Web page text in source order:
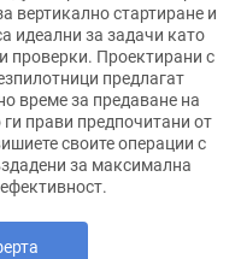
вертикално стартиране и
идеални за задачи като
проверки. Проектирани с
предлагат
време за предаване на
ги прави предпочитани от
своите операции с
за максимална